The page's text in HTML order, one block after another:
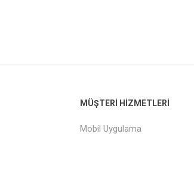
MÜŞTERI HIZMETLERI
Mobil Uygulama